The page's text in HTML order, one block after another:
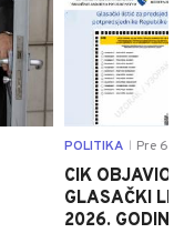
POLITIKA Pre 6
CIK
GLASAČKI
2026.